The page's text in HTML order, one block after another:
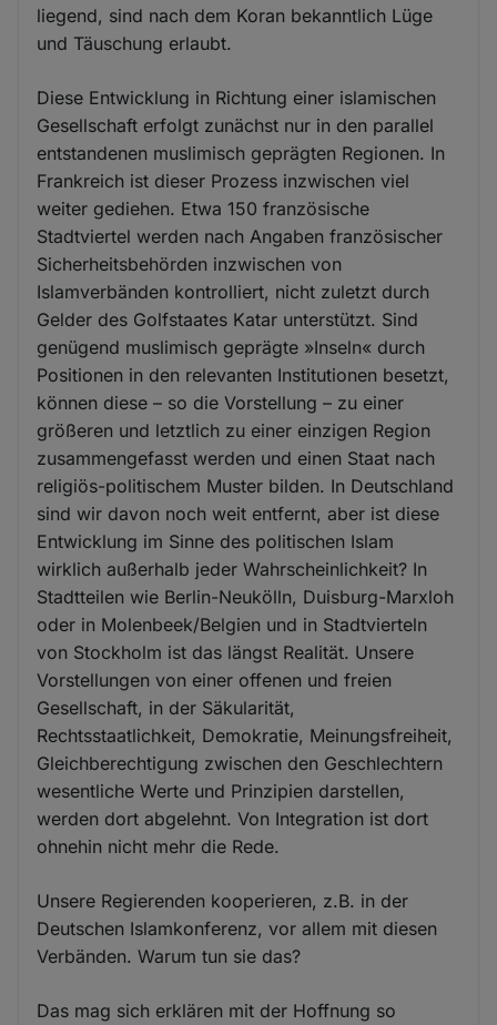
liegend, sind nach dem Koran bekanntlich Lüge
und Täuschung erlaubt.
Diese Entwicklung in Richtung einer islamischen
Gesellschaft erfolgt zunächst nur in den parallel
entstandenen muslimisch geprägten Regionen. In
Frankreich ist dieser Prozess inzwischen viel
weiter gediehen. Etwa 150 französische
Stadtviertel werden nach Angaben französischer
Sicherheitsbehörden inzwischen von
Islamverbänden kontrolliert, nicht zuletzt durch
Gelder des Golfstaates Katar unterstützt. Sind
genügend muslimisch geprägte »Inseln« durch
Positionen in den relevanten Institutionen besetzt,
können diese – so die Vorstellung – zu einer
größeren und letztlich zu einer einzigen Region
zusammengefasst werden und einen Staat nach
religiös-politischem Muster bilden. In Deutschland
sind wir davon noch weit entfernt, aber ist diese
Entwicklung im Sinne des politischen Islam
wirklich außerhalb jeder Wahrscheinlichkeit? In
Stadtteilen wie Berlin-Neukölln, Duisburg-Marxloh
oder in Molenbeek/Belgien und in Stadtvierteln
von Stockholm ist das längst Realität. Unsere
Vorstellungen von einer offenen und freien
Gesellschaft, in der Säkularität,
Rechtsstaatlichkeit, Demokratie, Meinungsfreiheit,
Gleichberechtigung zwischen den Geschlechtern
wesentliche Werte und Prinzipien darstellen,
werden dort abgelehnt. Von Integration ist dort
ohnehin nicht mehr die Rede.
Unsere Regierenden kooperieren, z.B. in der
Deutschen Islamkonferenz, vor allem mit diesen
Verbänden. Warum tun sie das?
Das mag sich erklären mit der Hoffnung so